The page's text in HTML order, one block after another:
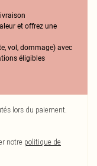
et offrez une
vol, dommage) avec
éligibles
lors du paiement.
notre politique de